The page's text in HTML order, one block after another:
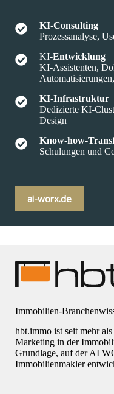
KI-Consulting
Prozessanalyse,
KI-Entwicklung
KI-Assistenten,
KI-Infrastruktur
Dedizierte KI-
Design
Know-how-
Schulungen und
ai-worx.de
Immobilien-
hbt.immo ist seit mehr
Marketing in der
Grundlage, auf der AI
Immobilienmakler